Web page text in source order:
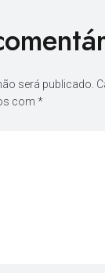
será publicado.
com *